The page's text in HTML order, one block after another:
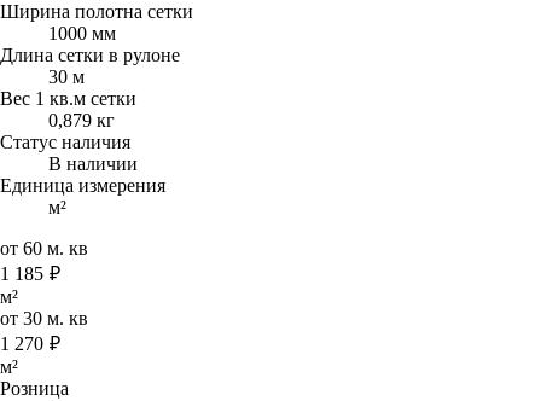
Ширина полотна сетки
1000 мм
Длина сетки в рулоне
30 м
Вес 1 кв.м сетки
0,879 кг
Статус наличия
В наличии
Единица измерения
м²
от 60 м. кв
1 185 ₽
м²
от 30 м. кв
1 270 ₽
м²
Розница